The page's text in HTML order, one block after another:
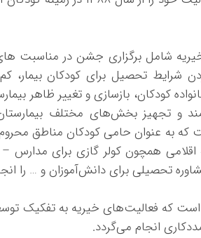
شامل برگزاری جشن در مناسبت
شرایط تحصیل برای کودکان بیمار،
کودکان، بازسازی و تغییر ظاهر
و تجهیز بخش‌های مختلف
فرشته‌اند ۶ سال است که به عنوان حامی کودکان
اقلامی همچون کولر گازی برای
تحصیلی برای دانش‌آموزان و … را
که فعالیت‌های خیریه به تفکیک
انجام می‌گردد.